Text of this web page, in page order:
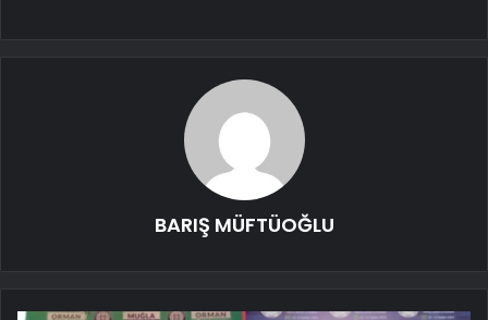
BARIŞ MÜFTÜOĞLU